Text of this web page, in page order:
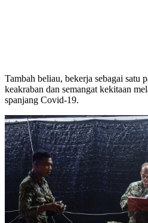
Tambah beliau, bekerja sebagai satu
keakraban dan semangat kekitaan
spanjang Covid-19.